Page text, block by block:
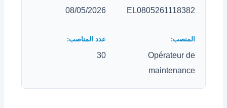
EL0805261118382
08/05/2026
Opérateur de
maintenance
30